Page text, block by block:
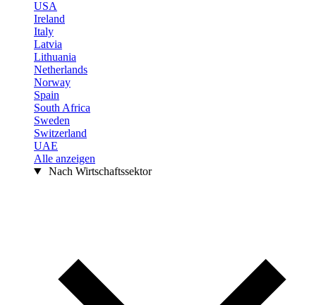
USA
Ireland
Italy
Latvia
Lithuania
Netherlands
Norway
Spain
South Africa
Sweden
Switzerland
UAE
Alle anzeigen
Nach Wirtschaftssektor